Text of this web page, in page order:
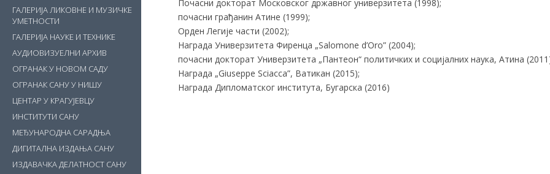
ГАЛЕРИЈА ЛИКОВНЕ И МУЗИЧКЕ
УМЕТНОСТИ
ГАЛЕРИЈА НАУКЕ И ТЕХНИКЕ
АУДИОВИЗУЕЛНИ АРХИВ
ОГРАНАК У НОВОМ САДУ
ОГРАНАК САНУ У НИШУ
ЦЕНТАР У КРАГУЈЕВЦУ
ИНСТИТУТИ САНУ
МЕЂУНАРОДНА САРАДЊА
ДИГИТАЛНА ИЗДАЊА САНУ
ИЗДАВАЧКА ДЕЛАТНОСТ САНУ
Почасни докторат Московског државног универзитета (1998);
почасни грађанин Атине (1999);
Орден Легије части (2002);
Награда Универзитета Фиренца „Salomone d’Oro” (2004);
почасни докторат Универзитета „Пантеон“ политичких и социјалних наука, Атина
Награда „Giuseppe Sciacca”, Ватикан (2015);
Награда Дипломатског института, Бугарска (2016)